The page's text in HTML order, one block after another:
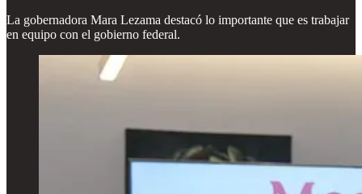
La gobernadora Mara Lezama destacó lo importante que es trabajar
en equipo con el gobierno federal.